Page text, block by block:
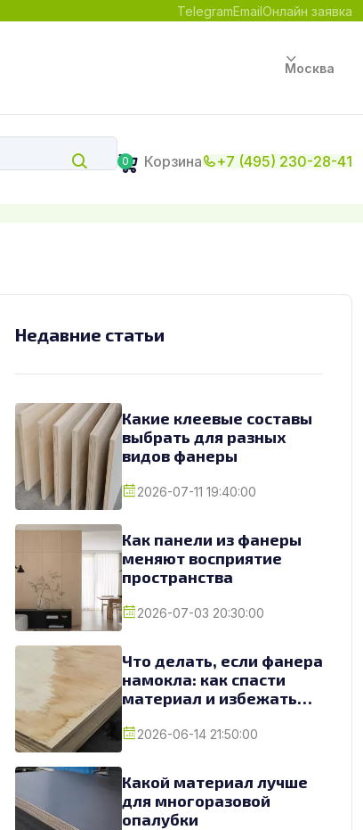
TelegramEmailОнлайн заявка
Москва
0 Корзина +7 (495) 230-28-41
Недавние статьи
Какие клеевые составы
выбрать для разных
видов фанеры
2026-07-11 19:40:00
Как панели из фанеры
меняют восприятие
пространства
2026-07-03 20:30:00
Что делать, если фанера
намокла: как спасти
материал и избежать
2026-06-14 21:50:00
Какой материал лучше
для многоразовой
опалубки